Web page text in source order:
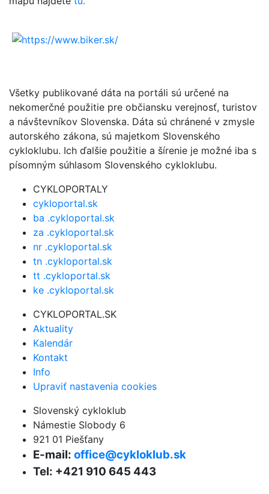
Všetky publikované dáta na portáli sú určené na
nekomerčné použitie pre občiansku verejnosť, turistov
a návštevníkov Slovenska. Dáta sú chránené v zmysle
autorského zákona, sú majetkom Slovenského
cykloklubu. Ich ďalšie použitie a šírenie je možné iba s
písomným súhlasom Slovenského cykloklubu.
CYKLOPORTALY
cykloportal.sk
ba .cykloportal.sk
za .cykloportal.sk
nr .cykloportal.sk
tn .cykloportal.sk
tt .cykloportal.sk
ke .cykloportal.sk
CYKLOPORTAL.SK
Aktuality
Kalendár
Kontakt
Info
Upraviť nastavenia cookies
Slovenský cykloklub
Námestie Slobody 6
921 01 Piešťany
E-mail: office@cykloklub.sk
Tel: +421 910 645 443